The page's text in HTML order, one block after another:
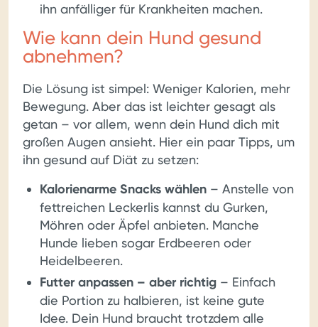
ihn anfälliger für Krankheiten machen.
Wie kann dein Hund gesund
abnehmen?
Die Lösung ist simpel: Weniger Kalorien, mehr
Bewegung. Aber das ist leichter gesagt als
getan – vor allem, wenn dein Hund dich mit
großen Augen ansieht. Hier ein paar Tipps, um
ihn gesund auf Diät zu setzen:
Kalorienarme Snacks wählen – Anstelle von
fettreichen Leckerlis kannst du Gurken,
Möhren oder Äpfel anbieten. Manche
Hunde lieben sogar Erdbeeren oder
Heidelbeeren.
Futter anpassen – aber richtig – Einfach
die Portion zu halbieren, ist keine gute
Idee. Dein Hund braucht trotzdem alle